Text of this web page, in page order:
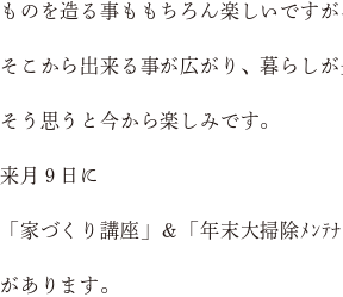
ものを造る事ももちろん楽しいですが
そこから出来る事が広がり、暮らしが
そう思うと今から楽しみです。
来月９日に
「家づくり講座」＆「年末大掃除ﾒﾝﾃﾅ
があります。